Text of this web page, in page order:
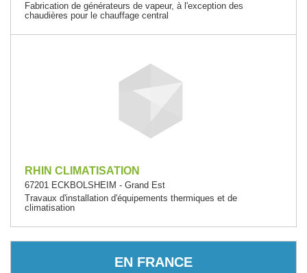
Fabrication de générateurs de vapeur, à l'exception des
chaudières pour le chauffage central
RHIN CLIMATISATION
67201 ECKBOLSHEIM - Grand Est
Travaux d'installation d'équipements thermiques et de
climatisation
EN FRANCE